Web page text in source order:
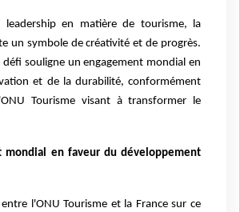
leadership en matière de tourisme, la
un symbole de créativité et de progrès.
défi souligne un engagement mondial en
et de la durabilité, conformément
Tourisme visant à transformer le
mondial en faveur du développement
l'ONU Tourisme et la France sur ce